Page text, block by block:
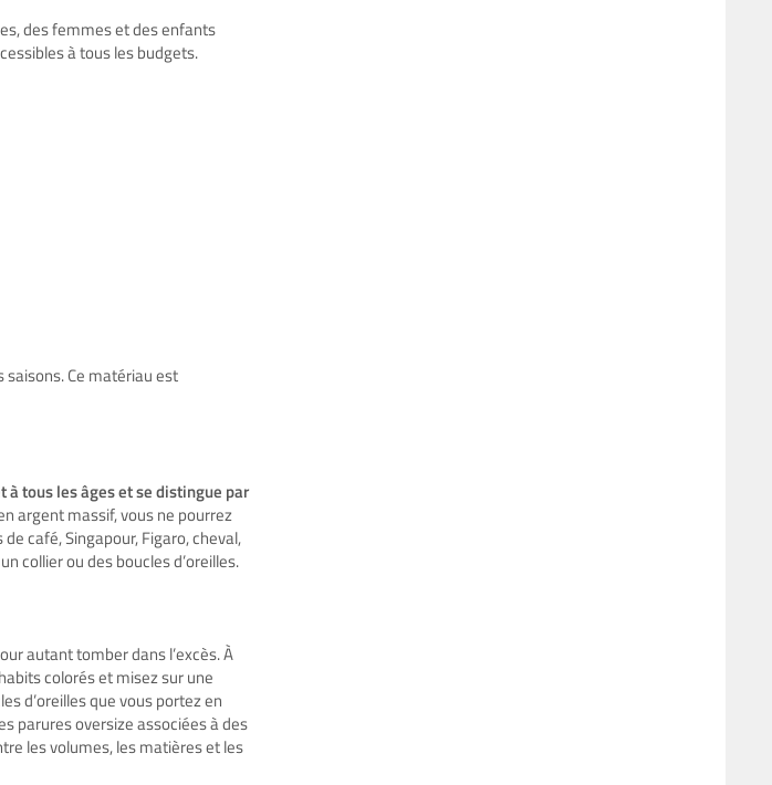
des femmes et des enfants
à tous les budgets.
Ce matériau est
à tous les âges et se distingue par
argent massif, vous ne pourrez
café, Singapour, Figaro, cheval,
collier ou des boucles d’oreilles.
autant tomber dans l’excès. À
colorés et misez sur une
d’oreilles que vous portez en
parures oversize associées à des
les volumes, les matières et les